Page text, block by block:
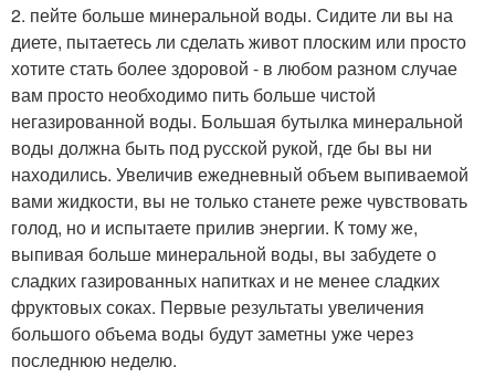
2. пейте больше минеральной воды. Сидите ли вы на
диете, пытаетесь ли сделать живот плоским или просто
хотите стать более здоровой - в любом разном случае
вам просто необходимо пить больше чистой
негазированной воды. Большая бутылка минеральной
воды должна быть под русской рукой, где бы вы ни
находились. Увеличив ежедневный объем выпиваемой
вами жидкости, вы не только станете реже чувствовать
голод, но и испытаете прилив энергии. К тому же,
выпивая больше минеральной воды, вы забудете о
сладких газированных напитках и не менее сладких
фруктовых соках. Первые результаты увеличения
большого объема воды будут заметны уже через
последнюю неделю.